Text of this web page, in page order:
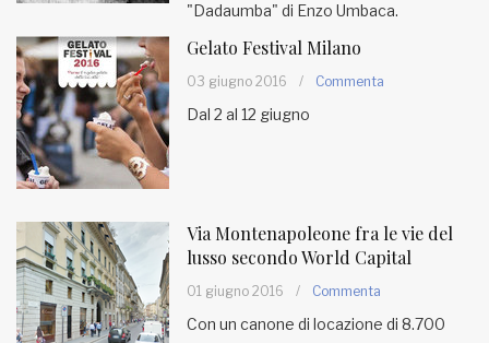
"Dadaumba" di Enzo Umbaca.
Gelato Festival Milano
03 giugno 2016 / Commenta
Dal 2 al 12 giugno
Via Montenapoleone fra le vie del
lusso secondo World Capital
01 giugno 2016 / Commenta
Con un canone di locazione di 8.700